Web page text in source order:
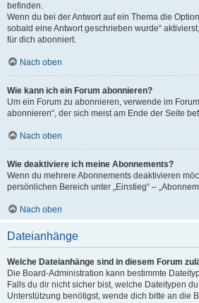
befinden.
Wenn du bei der Antwort auf ein Thema die
sobald eine Antwort geschrieben wurde“
für dich abonniert.
Nach oben
Wie kann ich ein Forum abonnieren?
Um ein Forum zu abonnieren, verwende im
abonnieren“, der sich meist am Ende der Seite
Nach oben
Wie deaktiviere ich meine Abonnements?
Wenn du mehrere Abonnements deaktivieren
persönlichen Bereich unter „Einstieg“ –
Nach oben
Dateianhänge
Welche Dateianhänge sind in diesem Forum
Die Board-Administration kann bestimmte
Falls du dir nicht sicher bist, welche Dateitypen
Unterstützung benötigst, wende dich bitte an die